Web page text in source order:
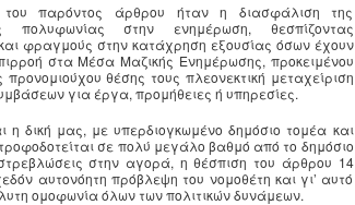
του παρόντος άρθρου ήταν η διασφάλιση της
πολυφωνίας στην ενημέρωση, θεσπίζοντας
φραγμούς στην κατάχρηση εξουσίας όσων έχουν
στα Μέσα Μαζικής Ενημέρωσης, προκειμένου
θέσης τους πλεονεκτική μεταχείριση
για έργα, προμήθειες ή υπηρεσίες.
η δική μας, με υπερδιογκωμένο δημόσιο τομέα και
τροφοδοτείται σε πολύ μεγάλο βαθμό από το δημόσιο
στην αγορά, η θέσπιση του άρθρου 14
αυτονόητη πρόβλεψη του νομοθέτη και γι’ αυτό
ομοφωνία όλων των πολιτικών δυνάμεων.